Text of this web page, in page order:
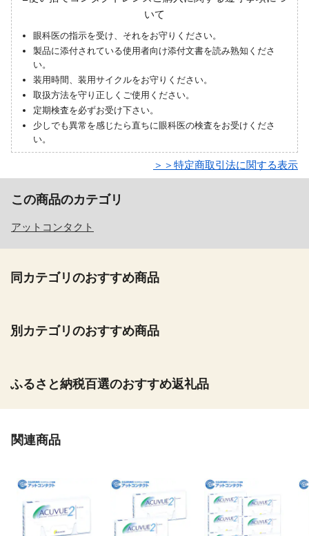
いて
眼科医の指示を受け、それをお守りください。
製品に添付されている使用者向け添付文書を読み熟知くださ
い。
装用時間、装用サイクルをお守りください。
取扱方法を守り正しくご使用ください。
定期検査を必ずお受け下さい。
少しでも異常を感じたら直ちに眼科医の検査をお受けくださ
い。
＞＞特定商取引法に関する表示
この商品のカテゴリ
アットコンタクト
同カテゴリのおすすめ商品
別カテゴリのおすすめ商品
ふるさと納税百選のおすすめ返礼品
関連商品